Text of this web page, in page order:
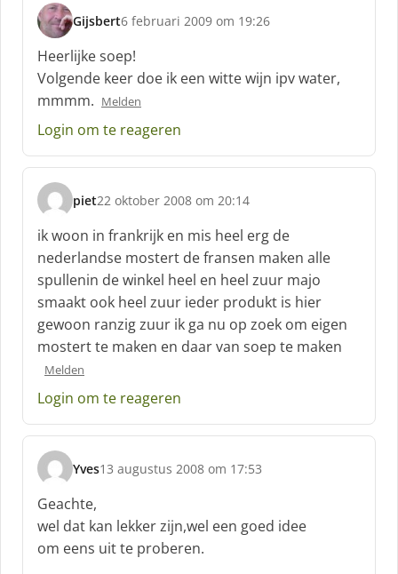
Gijsbert
s
c
h
r
e
e
:
6 februari 2009 om 19:26
Heerlijke soep!
Volgende keer doe ik een witte wijn ipv water,
mmmm. Melden
Login om te reageren
piet
s
c
h
r
e
e
f
22 oktober 2008 om 20:14
ik woon in frankrijk en mis heel erg de
nederlandse mostert de fransen maken alle
spullenin de winkel heel en heel zuur majo
smaakt ook heel zuur ieder produkt is hier
gewoon ranzig zuur ik ga nu op zoek om eigen
mostert te maken en daar van soep te maken
Melden
Login om te reageren
Yves
s
c
h
r
e
13 augustus 2008 om 17:53
Geachte,
wel dat kan lekker zijn,wel een goed idee
om eens uit te proberen.